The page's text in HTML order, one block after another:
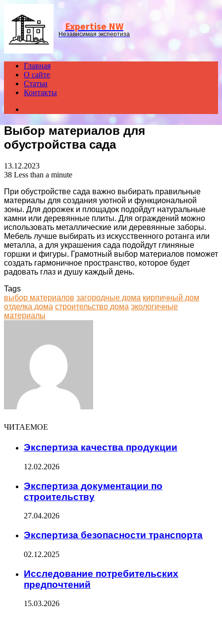
Expertise NW
Независимая экспертиза
Главная
О сайте
Статьи
Контакты
Выбор материалов для
обустройства сада
13.12.2023
38 Less than a minute
При обустройстве сада важно выбирать правильные
материалы для создания уютной и функциональной
зоны. Для дорожек и площадок подойдут натуральные
камни или деревянные плиты. Для ограждений можно
использовать металлические или деревянные заборы.
Мебель лучше выбирать из искусственного ротанга или
металла, а для украшения сада подойдут глиняные
горшки и фигуры. Грамотный выбор материалов поможет
создать гармоничное пространство, которое будет
радовать глаз и душу каждый день.
Tags
выбор материалов загородные дома кирпичный дом
отделка дома строительство дома экологичные
материалы
ЧИТАЕМОЕ
Экспертиза качества продукции
12.02.2026
Экспертиза документации по
строительству
27.04.2026
Экспертиза безопасности транспорта
02.12.2025
Исследование потребительских
предпочтений
15.03.2026